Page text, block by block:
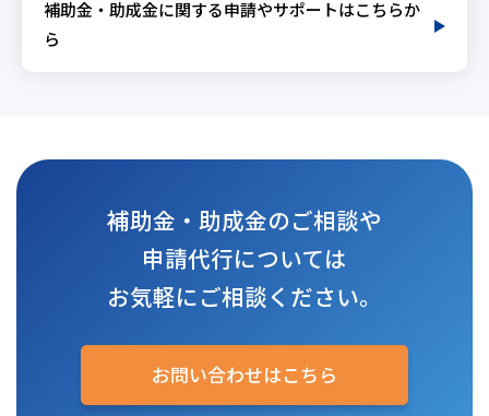
補助金・助成金に関する申請やサポートはこちらか
ら
補助金・助成金のご相談や
申請代行については
お気軽にご相談ください。
お問い合わせはこちら